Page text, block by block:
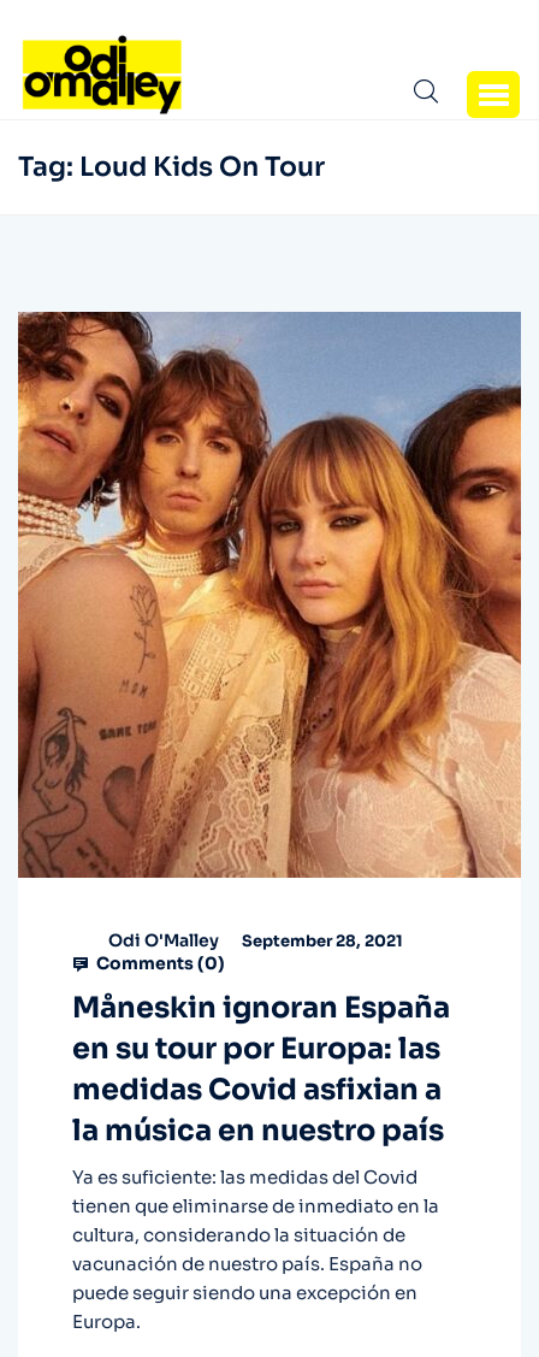
Tag: Loud Kids On Tour
Odi O'Malley September 28, 2021
Comments (0)
Måneskin ignoran España
en su tour por Europa: las
medidas Covid asfixian a
la música en nuestro país
Ya es suficiente: las medidas del Covid
tienen que eliminarse de inmediato en la
cultura, considerando la situación de
vacunación de nuestro país. España no
puede seguir siendo una excepción en
Europa.